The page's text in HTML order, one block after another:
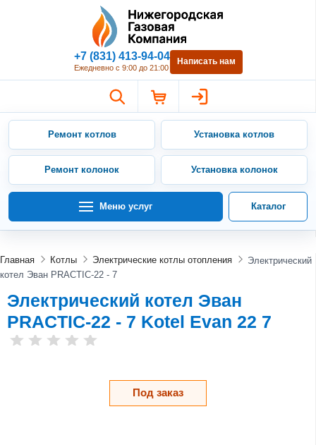
Нижегородская Газовая
+7 (831) 413-94-04
Ежедневно с 9:00 до 21:00
Написать нам
Ремонт котлов Установка котлов
Ремонт колонок Установка колонок
Меню услуг Каталог
Главная Котлы Электрические котлы отопления
Электрический
котел Эван PRACTIC-22 - 7
Электрический котел Эван
PRACTIC-22 - 7 Kotel Evan 22 7
Под заказ